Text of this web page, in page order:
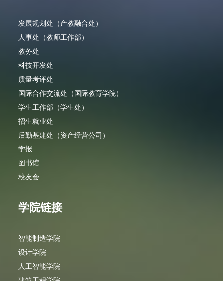
发展规划处（产教融合处）
人事处（教师工作部）
教务处
科技开发处
质量考评处
国际合作交流处（国际教育学院）
学生工作部（学生处）
招生就业处
后勤基建处（资产经营公司）
学报
图书馆
校友会
学院链接
智能制造学院
设计学院
人工智能学院